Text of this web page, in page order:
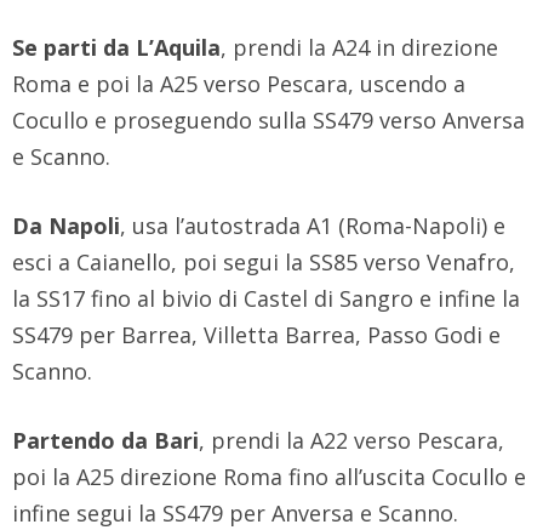
Se parti da L’Aquila, prendi la A24 in direzione
Roma e poi la A25 verso Pescara, uscendo a
Cocullo e proseguendo sulla SS479 verso Anversa
e Scanno.
Da Napoli, usa l’autostrada A1 (Roma-Napoli) e
esci a Caianello, poi segui la SS85 verso Venafro,
la SS17 fino al bivio di Castel di Sangro e infine la
SS479 per Barrea, Villetta Barrea, Passo Godi e
Scanno.
Partendo da Bari, prendi la A22 verso Pescara,
poi la A25 direzione Roma fino all’uscita Cocullo e
infine segui la SS479 per Anversa e Scanno.